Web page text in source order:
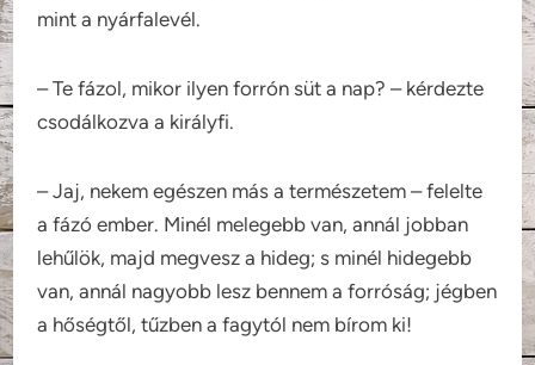
mint a nyárfalevél.
– Te fázol, mikor ilyen forrón süt a nap? – kérdezte
csodálkozva a királyfi.
– Jaj, nekem egészen más a természetem – felelte
a fázó ember. Minél melegebb van, annál jobban
lehűlök, majd megvesz a hideg; s minél hidegebb
van, annál nagyobb lesz bennem a forróság; jégben
a hőségtől, tűzben a fagytól nem bírom ki!